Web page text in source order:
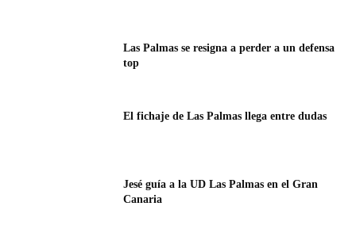
Las Palmas se resigna a perder a un defensa
top
El fichaje de Las Palmas llega entre dudas
Jesé guía a la UD Las Palmas en el Gran
Canaria